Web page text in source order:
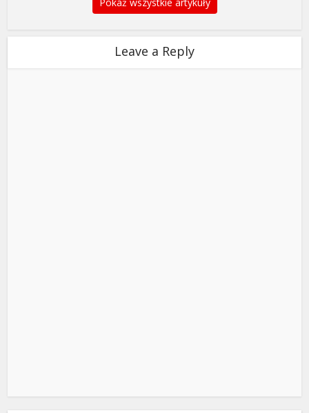
Leave a Reply